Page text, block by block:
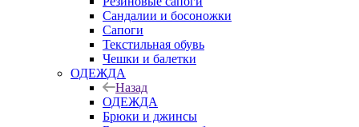
Сандалии и босоножки
Сапоги
Текстильная обувь
Чешки и балетки
ОДЕЖДА
Назад
ОДЕЖДА
Брюки и джинсы